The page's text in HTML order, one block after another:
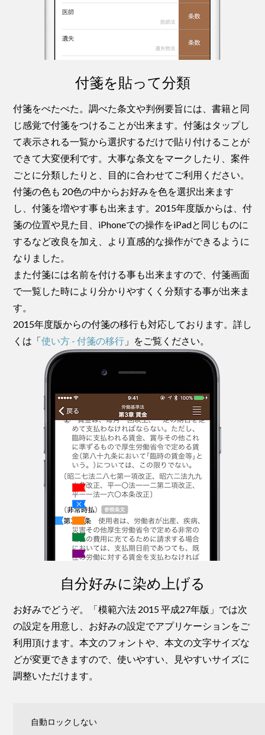
付箋を貼って分類
付箋をぺたぺた。調べた条文や判例要旨には、書籍と同
じ感覚で付箋をつけることが出来ます。付箋はタップし
て表示される一覧から選択するだけで貼り付けることが
できて大変便利です。大事な条文をマークしたり、案件
ごとに分類したりと、目的に合わせてご利用ください。
付箋の色も 20色の中からお好みを色を選択出来ます
し、付箋を増やす事も出来ます。2015年度版からは、付
箋の位置や見た目、iPhoneでの操作をiPadと同じものに
するなど改良を加え、より直感的な操作ができるように
なりました。
また付箋には名前を付ける事も出来ますので、付箋画面
で一覧した時により分かりやすくく分類する事が出来ま
す。
2015年度版からの付箋の移行も対応しております。詳し
くは「使い方 - 付箋の移行」をご覧ください。
自分好みに染め上げる
お好みでどうぞ。「模範六法 2015 平成27年版」では次
の設定を用意し、お好みの設定でアプリケーションをご
利用頂けます。本文のフォントや、本文の文字サイズな
どが変更できますので、使いやすい、見やすいサイズに
調整いただけます。
自動ロックしない